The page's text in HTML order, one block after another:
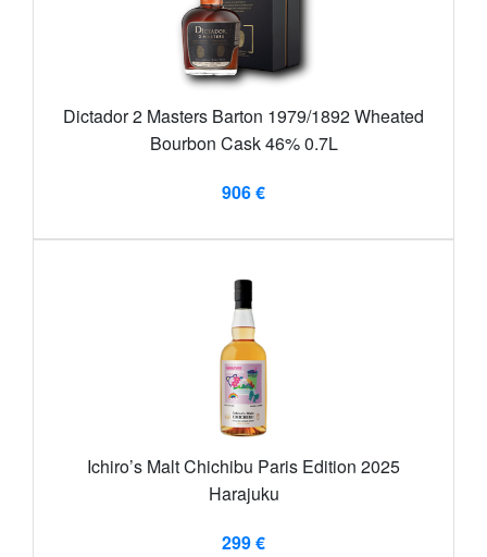
Dictador 2 Masters Barton 1979/1892 Wheated
Bourbon Cask 46% 0.7L
906 €
Ichiro’s Malt Chichibu Paris Edition 2025
Harajuku
299 €